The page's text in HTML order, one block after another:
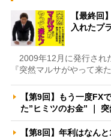
【最終回
入れたプ
2009年12月に発行され
『突然マルサがやって来
【第9回】もう一度
た”ヒミツのお金” ｜
【第8回】年利はなん